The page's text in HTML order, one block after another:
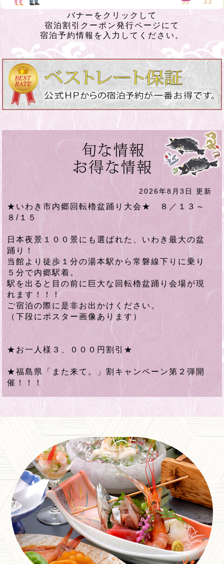
バナーをクリックして
宿泊割引クーポン発行ページにて
宿泊予約情報を入力してください。
2026年8月3日 更新
★いわき市内郷回転櫓盆踊り大会★ ８／１３～
８/１５
日本夜景１００景にも選ばれた、いわき最大の盆
踊り！
当館より徒歩１分の湯本駅から常磐線下りに乗り
５分で内郷駅着。
駅を出ると目の前に巨大な回転櫓盆踊り会場が現
れます！！！
ご宿泊の際に是非お出かけください。
（下段にポスター画像あります）
★お一人様３、０００円割引★
★福島県「また来て。」割キャンペーン第２弾開
催！！！
当館ホームページより予約し、トップに戻り福島
きます）、クーポン取得してください。
※当館にて代理取得も可能ですのでその際はお知
らせください。
割引対象
・おひとり様一泊8,000円以上（税込み）につき
3,000円の割引
・STAYNAVIでの宿泊割引クーポンの登録は、宿
泊施設への直接予約（公式サイト予約）、じゃら
ん・楽天・ヤフートラベル等のＯＴＡ予約、かつ
現地払いが対象です。